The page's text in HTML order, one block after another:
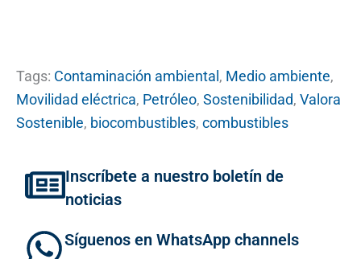
Tags: Contaminación ambiental , Medio ambiente,
Movilidad eléctrica, Petróleo, Sostenibilidad, Valora
Sostenible, biocombustibles, combustibles
Inscríbete a nuestro boletín de
noticias
Síguenos en WhatsApp channels